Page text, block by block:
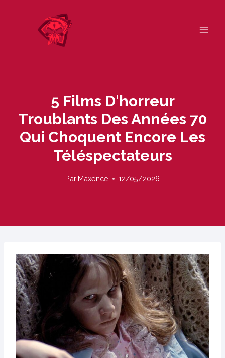
5 Films D'horreur
Troublants Des Années 70
Qui Choquent Encore Les
Téléspectateurs
Par Maxence 12/05/2026